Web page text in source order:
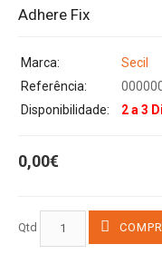
Adhere Fix
Marca:
Secil
Referência:
Disponibilidade:
2 a 3
0,00€
Qtd